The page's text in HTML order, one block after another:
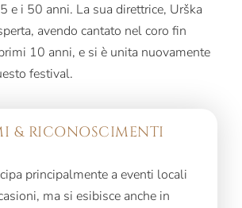
e i 50 anni. La sua direttrice, Urška
avendo cantato nel coro fin
10 anni, e si è unita nuovamente
festival.
& RICONOSCIMENTI
principalmente a eventi locali
ma si esibisce anche in